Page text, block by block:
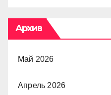
Архив
Май 2026
Апрель 2026